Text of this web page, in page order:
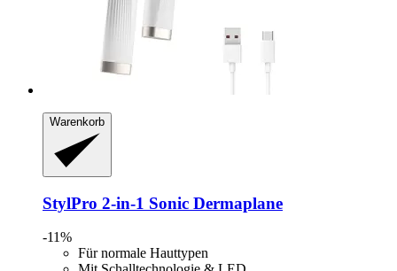
Warenkorb
StylPro 2-​in-​1 Sonic Dermaplane
-11%
Für normale Hauttypen